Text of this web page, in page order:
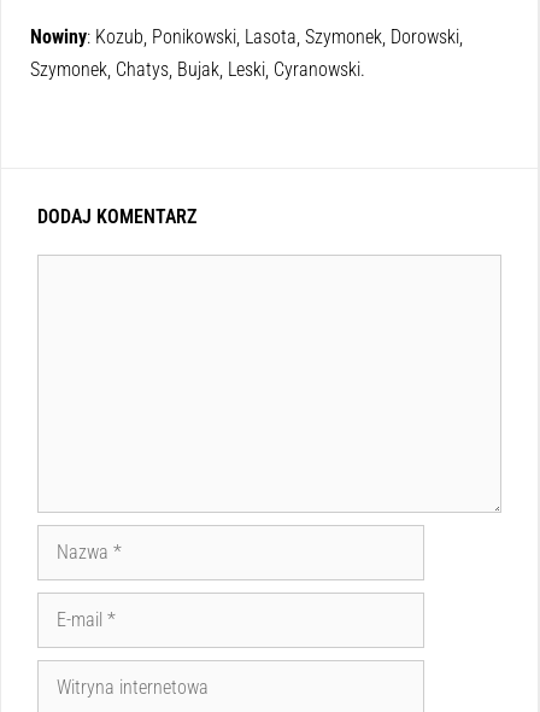
Nowiny: Kozub, Ponikowski, Lasota, Szymonek, Dorowski,
Szymonek, Chatys, Bujak, Leski, Cyranowski.
DODAJ KOMENTARZ